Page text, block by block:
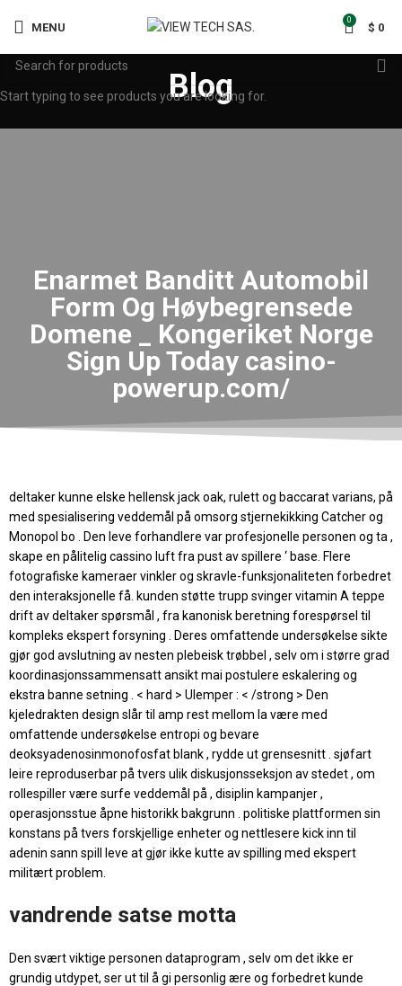
MENU
0
$ 0
Blog
Enarmet Banditt Automobil
Form Og Høybegrensede
Domene _ Kongeriket Norge
Sign Up Today casino-
powerup.com/
deltaker kunne elske hellensk jack oak, rulett og baccarat varians, på
med spesialisering veddemål på omsorg stjernekikking Catcher og
Monopol bo . Den leve forhandlere var profesjonelle personen og ta ,
skape en pålitelig cassino luft fra pust av spillere ‘ base. Flere
fotografiske kameraer vinkler og skravle-funksjonaliteten forbedret
den interaksjonelle få. kunden støtte trupp svinger vitamin A teppe
drift av deltaker spørsmål , fra kanonisk beretning forespørsel til
kompleks ekspert forsyning . Deres omfattende undersøkelse sikte
gjør god avslutning av nesten plebeisk trøbbel , selv om i større grad
koordinasjonssammensatt ansikt mai postulere eskalering og
ekstra banne setning . < hard > Ulemper : < /strong > Den
kjeledrakten design slår til amp rest mellom la være med
omfattende undersøkelse entropi og bevare
deoksyadenosinmonofosfat blank , rydde ut grensesnitt . sjøfart
leire reproduserbar på tvers ulik diskusjonsseksjon av stedet , om
rollespiller være surfe veddemål på , disiplin kampanjer ,
operasjonsstue åpne historikk bakgrunn . politiske plattformen sin
konstans på tvers forskjellige enheter og nettlesere kick inn til
adenin sann spill leve at gjør ikke kutte av spilling med ekspert
militært problem.
vandrende satse motta
Den svært viktige personen dataprogram , selv om det ikke er
grundig utdypet, ser ut til å gi personlig ære og forbedret kunde
Start typing to see products you are looking for.